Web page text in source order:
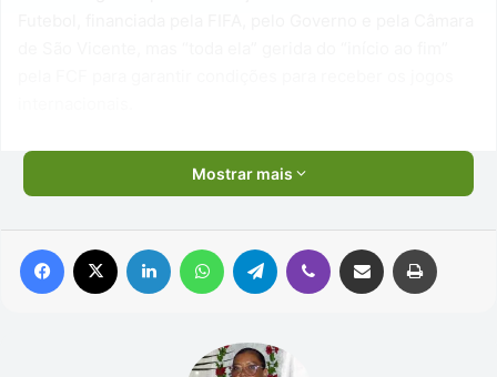
Mostrar mais
Facebook Linkedin WhatsAppTelegram Viber Compartilhar via e-mail